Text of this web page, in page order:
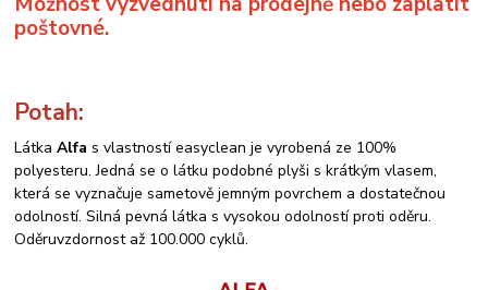
poštovné.
Potah:
LátkaAlfa s vlastností easyclean je vyrobená ze 100%
polyesteru. Jedná se o látku podobné plyši s krátkým vlasem,
která se vyznačuje sametově jemným povrchem a dostatečnou
odolností. Silná pevná látka s vysokou odolností proti oděru.
Oděruvzdornost až 100.000 cyklů.